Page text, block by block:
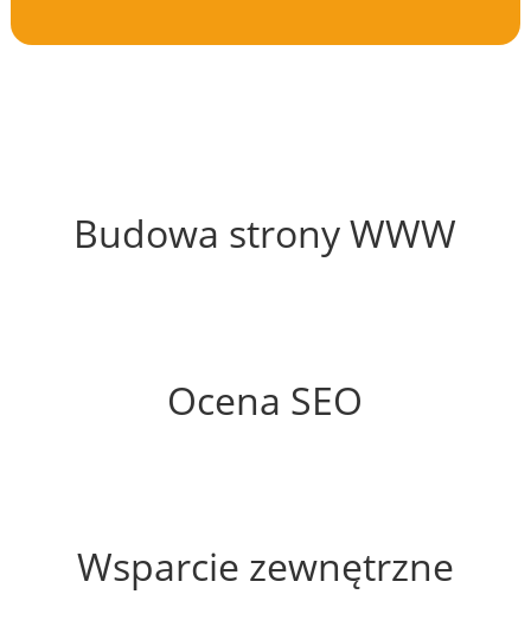
Budowa strony WWW
Ocena SEO
Wsparcie zewnętrzne